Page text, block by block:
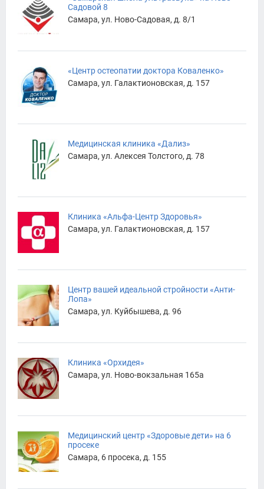
Садовой 8
Самара, ул. Ново-Садовая, д. 8/1
«Центр остеопатии доктора Коваленко»
Самара, ул. Галактионовская, д. 157
Медицинская клиника «Дализ»
Самара, ул. Алексея Толстого, д. 78
Клиника «Альфа-Центр Здоровья»
Самара, ул. Галактионовская, д. 157
Центр вашей идеальной стройности «Анти-
Лопа»
Самара, ул. Куйбышева, д. 96
Клиника «Орхидея»
Самара, ул. Ново-вокзальная 165а
Медицинский центр «Здоровые дети» на 6
просеке
Самара, 6 просека, д. 155